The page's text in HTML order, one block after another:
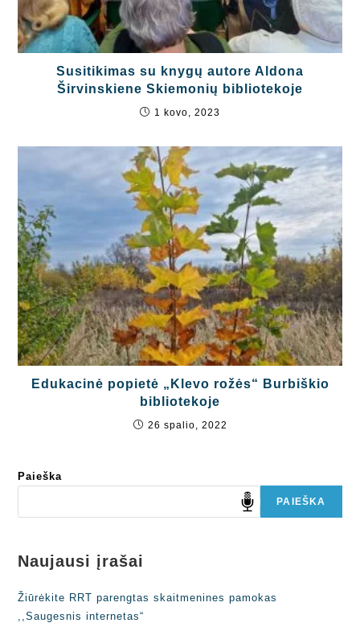
Susitikimas su knygų autore Aldona
Širvinskiene Skiemonių bibliotekoje
1 kovo, 2023
Edukacinė popietė „Klevo rožės“ Burbiškio
bibliotekoje
26 spalio, 2022
Paieška
PAIEŠKA
Naujausi įrašai
Žiūrėkite RRT parengtas skaitmenines pamokas
,,Saugesnis internetas“